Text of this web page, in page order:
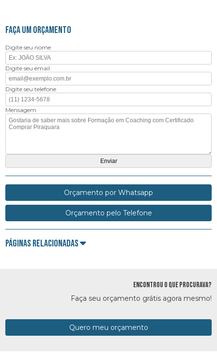
FAÇA UM ORÇAMENTO
Digite seu nome
Digite seu email
Digite seu telefone
Mensagem
Orçamento por Whatsapp
Orçamento pelo Telefone
Páginas Relacionadas
ENCONTROU O QUE PROCURAVA?
Faça seu orçamento grátis agora mesmo!
Quero meu orçamento